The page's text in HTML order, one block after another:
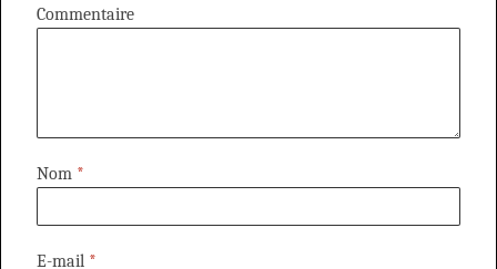
Commentaire
Nom *
E-mail *